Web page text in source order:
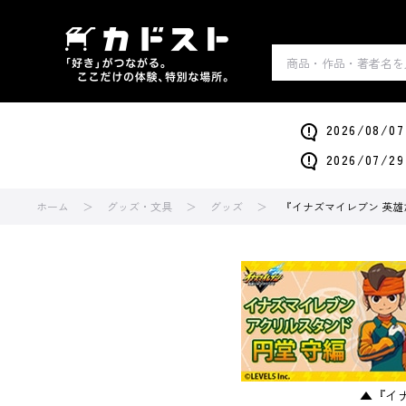
2026/08/07
2026/07/29
ホーム グッズ・文具 グッズ 『イナズマイレブン 英
▲『イ